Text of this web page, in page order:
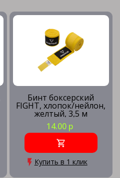
Бинт боксерский
FIGHT, хлопок/нейлон,
желтый, 3,5 м
14.00 р
Купить в 1 клик